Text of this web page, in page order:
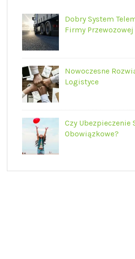
Dobry System
Firmy Przewozowej
Nowoczesne
Logistyce
Czy Ubezpieczenie
Obowiązkowe?